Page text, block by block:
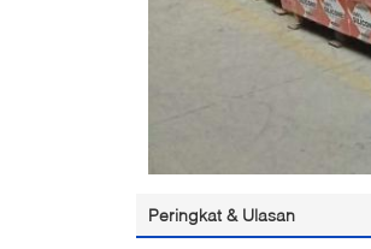
Peringkat & Ulasan